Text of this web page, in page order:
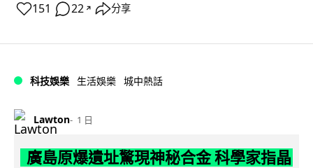
151 22 ↗ 分享
科技娛樂 生活娛樂 城中熱話
Lawton 1 日
廣島原爆遺址驚現神秘合金 科學家指晶